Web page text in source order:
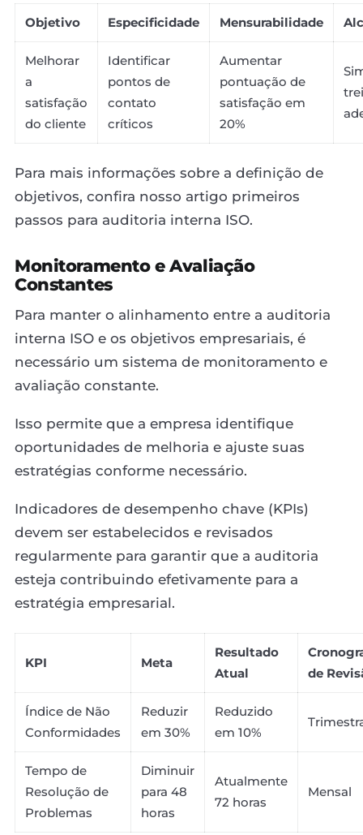
Objetivo Especificidade Mensurabilidade
Melhorar
a
satisfação
do cliente
Identificar
pontos de
contato
críticos
Aumentar
pontuação de
satisfação em
20%
Para mais informações sobre a definição de
objetivos, confira nosso artigo primeiros
passos para auditoria interna ISO.
Monitoramento e Avaliação
Constantes
Para manter o alinhamento entre a auditoria
interna ISO e os objetivos empresariais, é
necessário um sistema de monitoramento e
avaliação constante.
Isso permite que a empresa identifique
oportunidades de melhoria e ajuste suas
estratégias conforme necessário.
Indicadores de desempenho chave (KPIs)
devem ser estabelecidos e revisados
regularmente para garantir que a auditoria
esteja contribuindo efetivamente para a
estratégia empresarial.
KPI Meta
Resultado
Atual
de
Índice de Não
Conformidades
Reduzir
em 30%
Reduzido
em 10%
Tempo de
Resolução de
Problemas
Diminuir
para 48
horas
Atualmente
72 horas
Mensal